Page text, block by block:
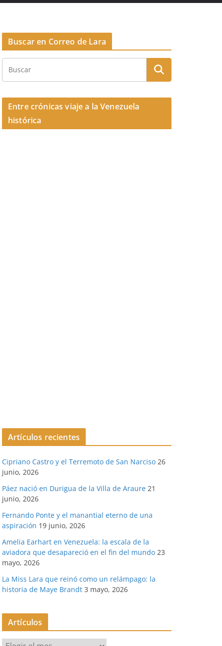
Buscar en Correo de Lara
Entre crónicas viaje a la Venezuela
histórica
Artículos recientes
Cipriano Castro y el Terremoto de San Narciso 26
junio, 2026
Páez nació en Durigua de la Villa de Araure 21
junio, 2026
Fernando Ponte y el manantial eterno de una
aspiración 19 junio, 2026
Amelia Earhart en Venezuela: la escala de la
aviadora que desapareció en el fin del mundo 23
mayo, 2026
La Miss Lara que reinó como un relámpago: la
historia de Maye Brandt 3 mayo, 2026
Artículos